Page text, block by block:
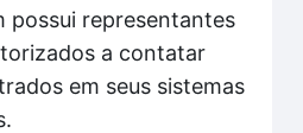
possui representantes
a contatar
em seus sistemas